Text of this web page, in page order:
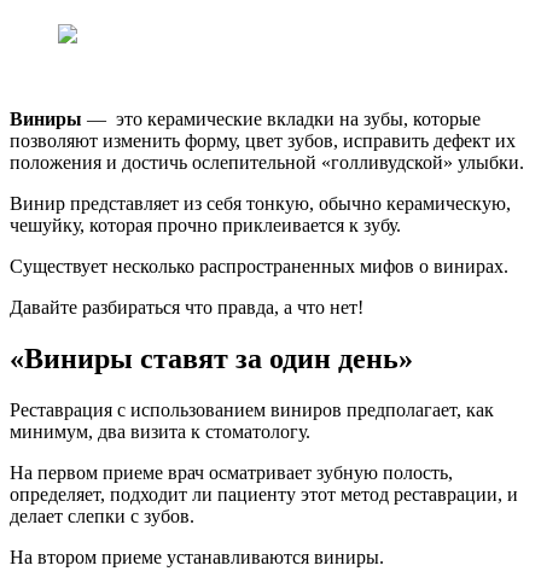
Виниры — это керамические вкладки на зубы, которые
позволяют изменить форму, цвет зубов, исправить дефект их
положения и достичь ослепительной «голливудской» улыбки.
Винир представляет из себя тонкую, обычно керамическую,
чешуйку, которая прочно приклеивается к зубу.
Существует несколько распространенных мифов о винирах.
Давайте разбираться что правда, а что нет!
«Виниры ставят за один день»
Реставрация с использованием виниров предполагает, как
минимум, два визита к стоматологу.
На первом приеме врач осматривает зубную полость,
определяет, подходит ли пациенту этот метод реставрации, и
делает слепки с зубов.
На втором приеме устанавливаются виниры.